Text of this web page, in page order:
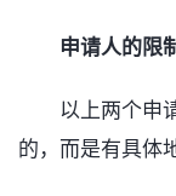
申请人的限
以上两个申请
的，而是有具体